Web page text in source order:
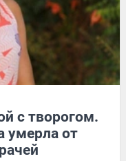
с творогом.
умерла от